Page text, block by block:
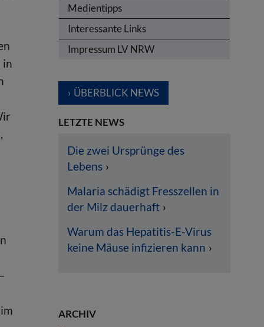
in
Medientipps
Interessante Links
Impressum LV NRW
ÜBERBLICK NEWS
LETZTE NEWS
Die zwei Ursprünge des
Lebens
Malaria schädigt Fresszellen in
der Milz dauerhaft
Warum das Hepatitis-E-Virus
keine Mäuse infizieren kann
ARCHIV